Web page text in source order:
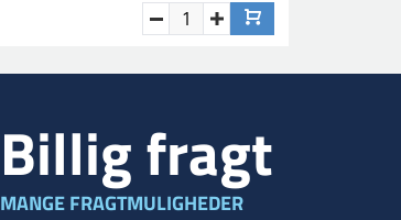
Billig fragt
MANGE FRAGTMULIGHEDER